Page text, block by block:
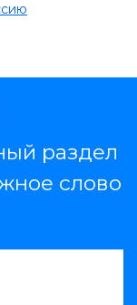
раздел
слово